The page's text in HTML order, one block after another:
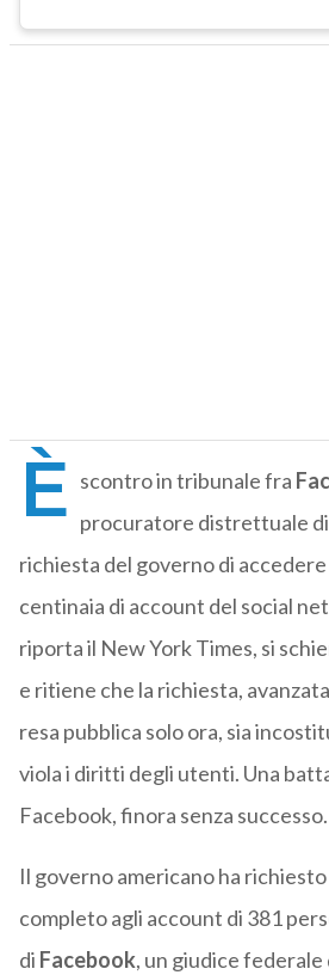
È scontro in tribunale fra
procuratore distrettuale
richiesta del governo di
centinaia di account del social
riporta il New York Times, si
e ritiene che la richiesta,
resa pubblica solo ora, sia
viola i diritti degli utenti. Una
Facebook, finora senza successo.
Il governo americano ha richiesto
completo agli account di 381
di Facebook, un giudice federale